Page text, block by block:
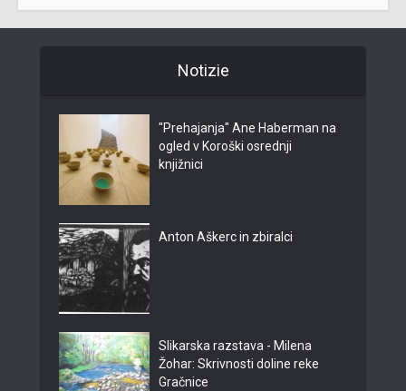
Notizie
"Prehajanja" Ane Haberman na
ogled v Koroški osrednji
knjižnici
Anton Aškerc in zbiralci
Slikarska razstava - Milena
Žohar: Skrivnosti doline reke
Gračnice